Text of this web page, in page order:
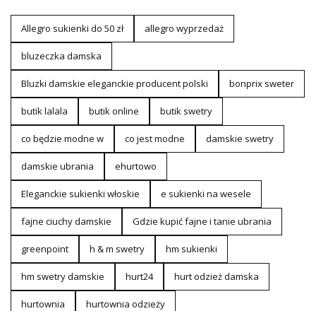
Allegro sukienki do 50 zł allegro wyprzedaż
bluzeczka damska
Bluzki damskie eleganckie producent polski bonprix sweter
butik lalala butik online butik swetry
co będzie modne w co jest modne damskie swetry
damskie ubrania ehurtowo
Eleganckie sukienki włoskie e sukienki na wesele
fajne ciuchy damskie Gdzie kupić fajne i tanie ubrania
greenpoint h & m swetry hm sukienki
hm swetry damskie hurt24 hurt odzież damska
hurtownia hurtownia odzieży